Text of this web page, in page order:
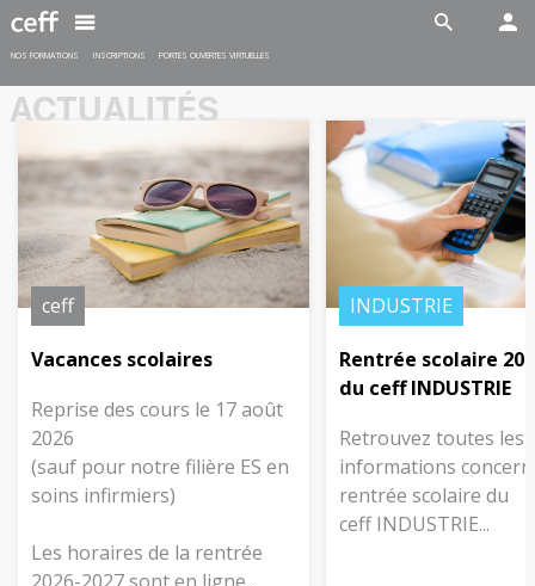
NOS FORMATIONS INSCRIPTIONS PORTES OUVERTES VIRTUELLES
ACTUALITÉS
Vacances scolaires
Reprise des cours le 17 août
2026
(sauf pour notre filière ES en
soins infirmiers)
Les horaires de la rentrée
ceff
Rentrée scolaire
du ceff INDUSTRIE
Retrouvez toutes les
informations
rentrée scolaire du
ceff INDUSTRIE...
INDUSTRIE
Spécialiste en restauration CFC
Maturité professionnelle post
CFC (MPT)
Délai d'inscription:
15 février 2026
Début des cours:
INDUSTRIE
En savoir plus
Maturité professionnelle post
CFC (MPS)
Délai d'inscription:
15 février 2026
Début des cours:17 août 2026
SANTÉ-SOCIAL
SANTÉ-SOCIAL